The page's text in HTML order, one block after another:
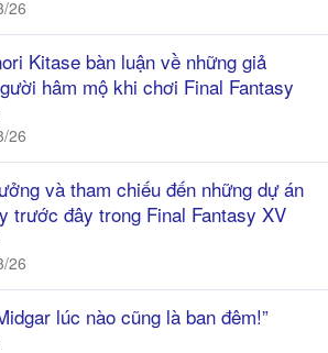
26
Kitase bàn luận về những giả
hâm mộ khi chơi Final Fantasy
26
và tham chiếu đến những dự án
trước đây trong Final Fantasy XV
26
lúc nào cũng là ban đêm!”